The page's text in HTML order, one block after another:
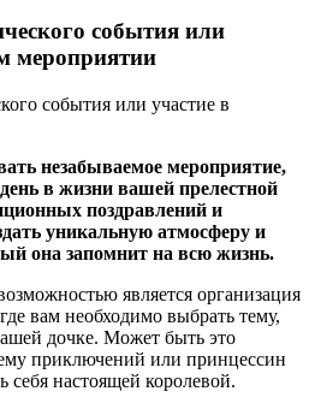
события или
мероприятии
незабываемое мероприятие,
в жизни вашей прелестной
поздравлений и
уникальную атмосферу и
она запомнит на всю жизнь.
является организация
вам необходимо выбрать тему,
дочке. Может быть это
приключений или принцессин
себя настоящей королевой.